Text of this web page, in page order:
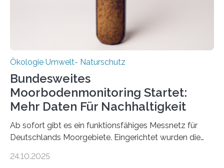
Ökologie Umwelt- Naturschutz
Bundesweites
Moorbodenmonitoring Startet:
Mehr Daten Für Nachhaltigkeit
Ab sofort gibt es ein funktionsfähiges Messnetz für
Deutschlands Moorgebiete. Eingerichtet wurden die
vergangenen fünf Jahren von Wissenschaftlerinnen
24.10.2025